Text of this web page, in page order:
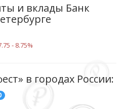
и вклады Банк
‑ 8.75%
в городах России: